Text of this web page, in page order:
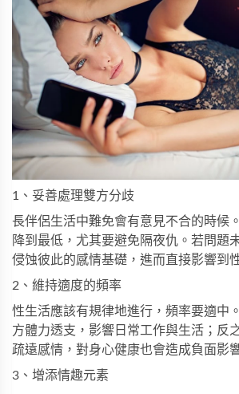
1、妥善處理雙方分歧
長伴侶生活中難免會有意見不合的時候
降到最低，尤其要避免隔夜仇。若問題
侵蚀彼此的感情基礎，進而直接影響到
2、維持適度的頻率
性生活應該有規律地進行，頻率要適中
方體力透支，影響日常工作與生活；反
疏遠感情，對身心健康也會造成負面影
3、增添情趣元素